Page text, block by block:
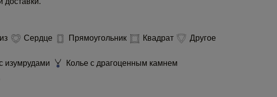
Сердце Прямоугольник Квадрат Другое
изумрудами Колье с драгоценным камнем